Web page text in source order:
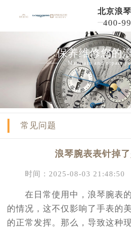
北京浪
400-
保养维修您的
Maintain and repair
常见问题
浪琴腕表表针掉
时间：2025-08-03 21:48:50
在日常使用中，浪琴腕表的
的情况，这不仅影响了手表的
的正常发挥。那么，导致这种